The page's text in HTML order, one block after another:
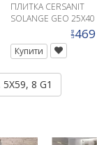
ПЛИТКА CERSANIT
SOLANGE GEO 25X40
ціна469
Купити
8 G1